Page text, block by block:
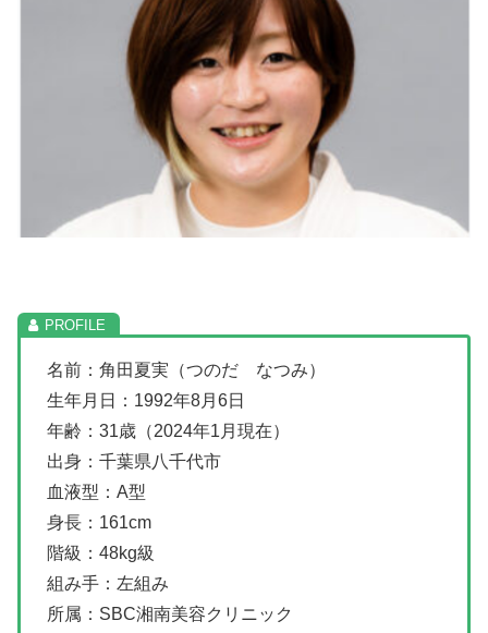
名前：角田夏実（つのだ なつみ）
生年月日：1992年8月6日
年齢：31歳（2024年1月現在）
出身：千葉県八千代市
血液型：A型
身長：161cm
階級：48kg級
組み手：左組み
所属：SBC湘南美容クリニック